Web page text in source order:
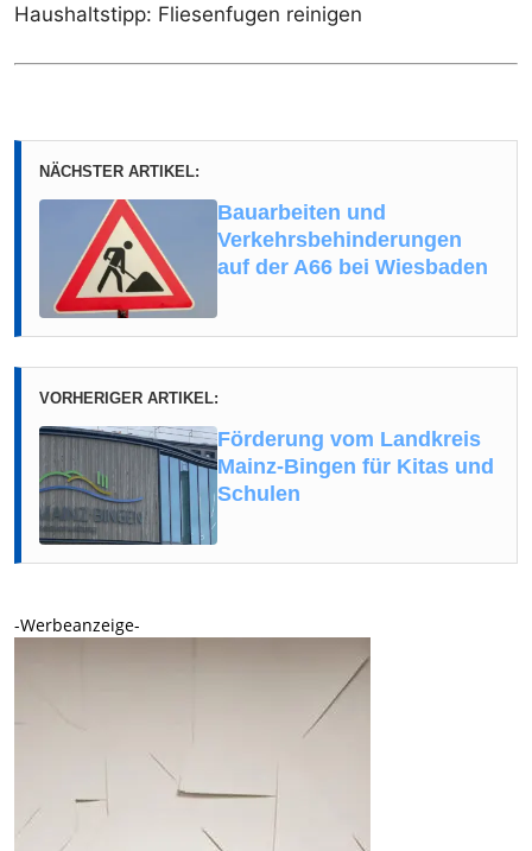
Haushaltstipp: Fliesenfugen reinigen
NÄCHSTER ARTIKEL:
Bauarbeiten und
Verkehrsbehinderungen
auf der A66 bei Wiesbaden
VORHERIGER ARTIKEL:
Förderung vom Landkreis
Mainz-Bingen für Kitas und
Schulen
-Werbeanzeige-